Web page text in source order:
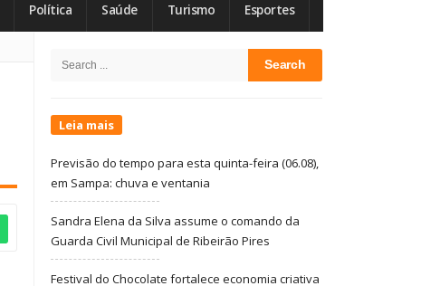
Política Saúde Turismo Esportes
Sidebar
Search
Leia mais
Previsão do tempo para esta quinta-feira (06.08),
em Sampa: chuva e ventania
Sandra Elena da Silva assume o comando da
Guarda Civil Municipal de Ribeirão Pires
Festival do Chocolate fortalece economia criativa